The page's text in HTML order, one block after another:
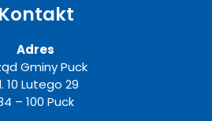
Kontakt
Adres
Gminy Puck
10 Lutego 29
– 100 Puck